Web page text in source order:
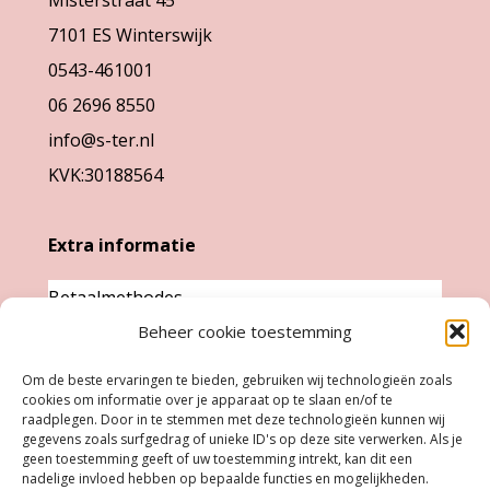
Beheer cookie toestemming
Om de beste ervaringen te bieden, gebruiken wij technologieën zoals
cookies om informatie over je apparaat op te slaan en/of te
raadplegen. Door in te stemmen met deze technologieën kunnen wij
gegevens zoals surfgedrag of unieke ID's op deze site verwerken. Als je
geen toestemming geeft of uw toestemming intrekt, kan dit een
nadelige invloed hebben op bepaalde functies en mogelijkheden.
7101 ES Winterswijk
0543-461001
06 2696 8550
info@s-ter.nl
KVK:30188564
Extra informatie
Betaalmethodes
Garantie & klachten
verzendkosten
Retourneren